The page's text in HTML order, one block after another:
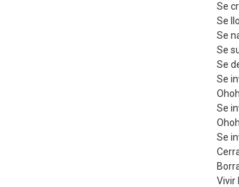
Se
Se
Se
Se
Se
Se
Se
Se
Vivir